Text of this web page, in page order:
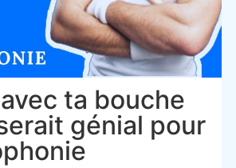
ta bouche
génial pour